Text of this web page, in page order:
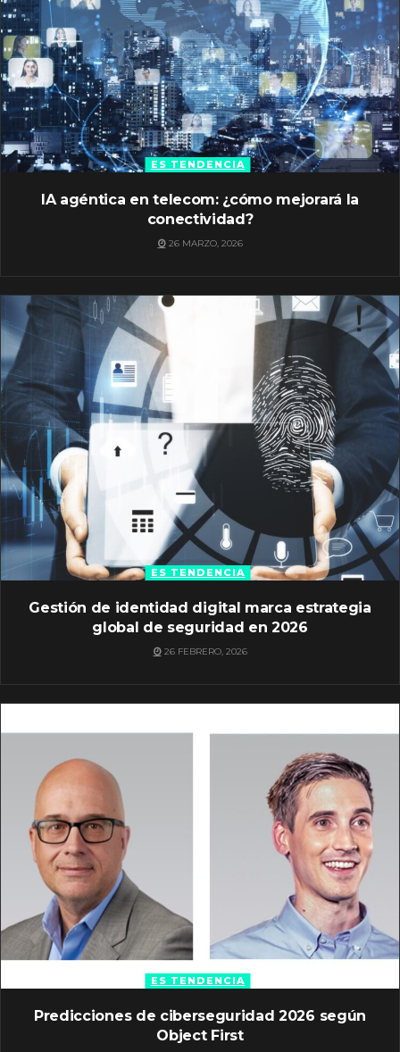
ES TENDENCIA
IA agéntica en telecom: ¿cómo mejorará la
conectividad?
26 MARZO, 2026
ES TENDENCIA
Gestión de identidad digital marca estrategia
global de seguridad en 2026
26 FEBRERO, 2026
ES TENDENCIA
Predicciones de ciberseguridad 2026 según
Object First